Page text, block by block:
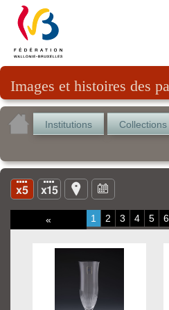
Images et histoires des
Institutions Collections
« 1 2 3 4 5 6